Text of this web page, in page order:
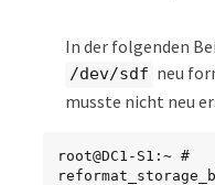
In der folgenden
/dev/sdf neu
musste nicht neu
root@DC1-S1:~ #